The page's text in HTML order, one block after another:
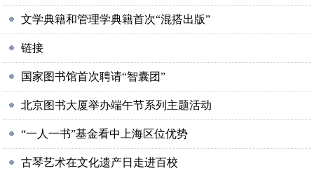
文学典籍和管理学典籍首次“混搭出版”
链接
国家图书馆首次聘请“智囊团”
北京图书大厦举办端午节系列主题活动
“一人一书”基金看中上海区位优势
古琴艺术在文化遗产日走进百校